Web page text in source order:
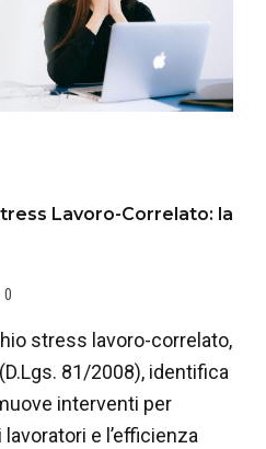
Lavoro-Correlato: la
0
stress lavoro-correlato,
81/2008), identifica
interventi per
e l’efficienza